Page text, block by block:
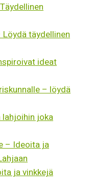
täydellinen
ideat
– löydä
joka
– Ideoita ja
ja vinkkejä